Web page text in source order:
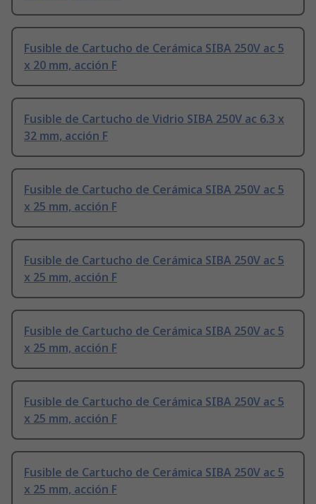
Fusible de Cartucho de Cerámica SIBA 250V ac 5
x 20 mm, acción F
Fusible de Cartucho de Vidrio SIBA 250V ac 6.3 x
32 mm, acción F
Fusible de Cartucho de Cerámica SIBA 250V ac 5
x 25 mm, acción F
Fusible de Cartucho de Cerámica SIBA 250V ac 5
x 25 mm, acción F
Fusible de Cartucho de Cerámica SIBA 250V ac 5
x 25 mm, acción F
Fusible de Cartucho de Cerámica SIBA 250V ac 5
x 25 mm, acción F
Fusible de Cartucho de Cerámica SIBA 250V ac 5
x 25 mm, acción F